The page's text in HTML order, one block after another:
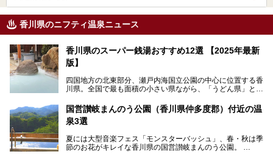
香川県のニフティ温泉ニュース
香川県のスーパー銭湯おすすめ12選 【2025年最新
版】
四国地方の北東部分、瀬戸内海国立公園の中心に位置する香
川県。全国で最も面積の小さい県ながら、「うどん県」とも
オリーブ、和三盆、製塩や醤油など特産品は実にバラエティ
豊か。近年は瀬戸内海の島々を舞台にした「瀬戸内国際芸術
祭」も開催され、アートの県としても知られています。
クアップしました。気になるスーパー銭湯があったら、ぜひ
訪れてみてください！
国営讃岐まんのう公園（香川県仲多度郡）付近の温
泉3選
夏には大型音楽フェス「モンスターバッシュ」、春・秋は季
節のお花がキレイな香川県の国営讃岐まんのう公園。